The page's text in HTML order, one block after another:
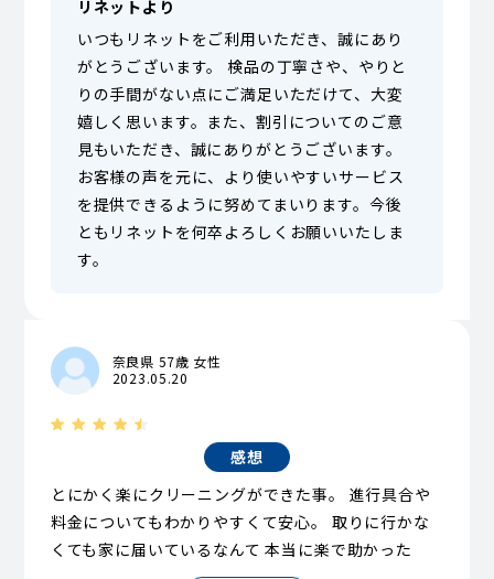
リネットより
いつもリネットをご利用いただき、誠にあり
がとうございます。 検品の丁寧さや、やりと
りの手間がない点にご満足いただけて、大変
嬉しく思います。また、割引についてのご意
見もいただき、誠にありがとうございます。
お客様の声を元に、より使いやすいサービス
を提供できるように努めてまいります。今後
ともリネットを何卒よろしくお願いいたしま
す。
奈良県 57歳 女性
2023.05.20
感想
とにかく楽にクリーニングができた事。 進行具合や
料金についてもわかりやすくて安心。 取りに行かな
くても家に届いているなんて 本当に楽で助かった